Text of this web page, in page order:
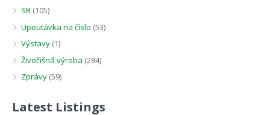
SR (105)
Upoutávka na číslo (53)
Výstavy (1)
Živočišná výroba (284)
Zprávy (59)
Latest Listings